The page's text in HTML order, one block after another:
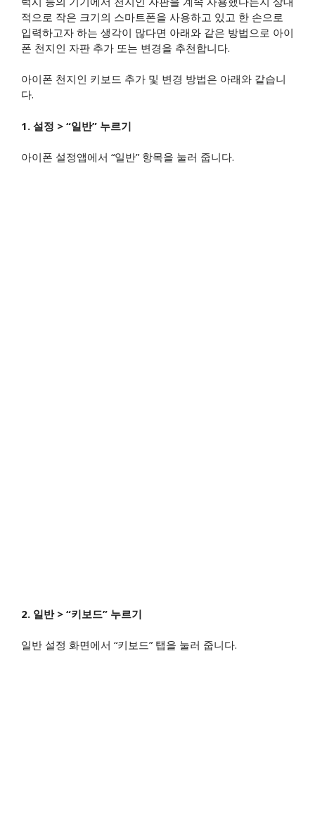
적으로 작은 크기의 스마트폰을 사용하고 있고 한 손으로
입력하고자 하는 생각이 많다면 아래와 같은 방법으로 아이
폰 천지인 자판 추가 또는 변경을 추천합니다.
아이폰 천지인 키보드 추가 및 변경 방법은 아래와 같습니
다.
​1. 설정 > “일반” 누르기
아이폰 설정앱에서 “일반” 항목을 눌러 줍니다.​
2. 일반 > “키보드” 누르기
일반 설정 화면에서 “키보드” 탭을 눌러 줍니다.